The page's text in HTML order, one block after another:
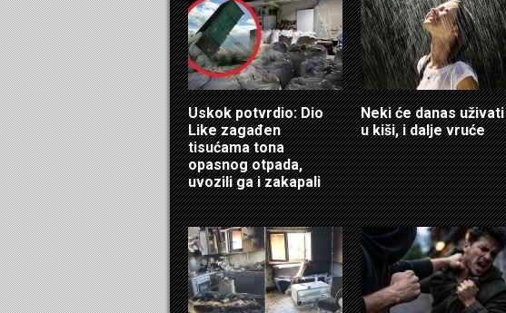
Uskok potvrdio: Dio
Like zagađen
tisućama tona
opasnog otpada,
uvozili ga i zakapali
Neki će danas uživati
u kiši, i dalje vruće